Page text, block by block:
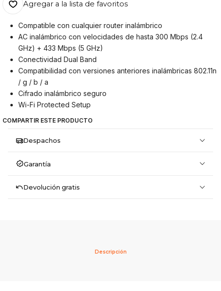
Agregar a la lista de favoritos
Compatible con cualquier router inalámbrico
AC inalámbrico con velocidades de hasta 300 Mbps (2.4
GHz) + 433 Mbps (5 GHz)
Conectividad Dual Band
Compatibilidad con versiones anteriores inalámbricas 802.11n
/ g / b / a
Cifrado inalámbrico seguro
Wi-Fi Protected Setup
COMPARTIR ESTE PRODUCTO
Despachos
Garantía
Devolución gratis
Descripción